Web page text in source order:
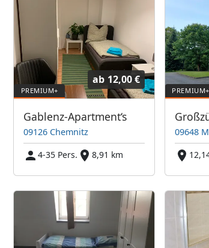
ab 12,00 €
Gablenz-Apartment‘s
09126 Chemnitz
4-35 Pers.
8,91 km
09648